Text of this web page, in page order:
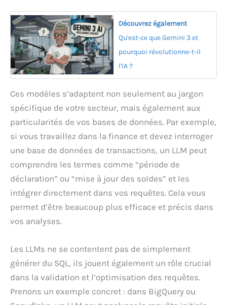
Découvrez également
Qu'est-ce que Gemini 3 et
pourquoi révolutionne-t-il
l'IA ?
Ces modèles s’adaptent non seulement au jargon
spécifique de votre secteur, mais également aux
particularités de vos bases de données. Par exemple,
si vous travaillez dans la finance et devez interroger
une base de données de transactions, un LLM peut
comprendre les termes comme “période de
déclaration” ou “mise à jour des soldes” et les
intégrer directement dans vos requêtes. Cela vous
permet d’être beaucoup plus efficace et précis dans
vos analyses.
Les LLMs ne se contentent pas de simplement
générer du SQL, ils jouent également un rôle crucial
dans la validation et l’optimisation des requêtes.
Prenons un exemple concret : dans BigQuery ou